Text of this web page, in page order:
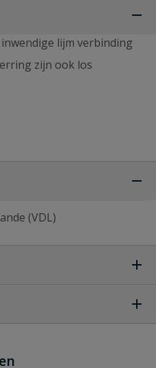
lijm verbinding
zijn ook los
(VDL)